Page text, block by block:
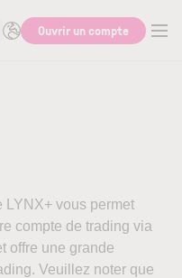
Ouvrir un compte
LYNX+ vous permet
compte de trading via
offre une grande
Veuillez noter que